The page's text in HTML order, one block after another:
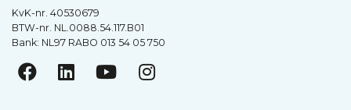
KvK-nr. 40530679
BTW-nr. NL.0088.54.117.B01
Bank: NL97 RABO 013 54 05 750